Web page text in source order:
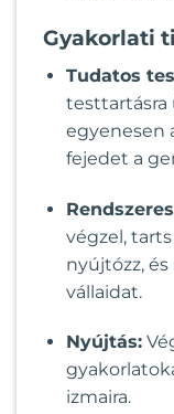
Gyakorlati
Tudatos
testtartásra
egyenesen
fejedet a
végzel,
nyújtózz,
vállaidat.
Nyújtás:
izmaira.